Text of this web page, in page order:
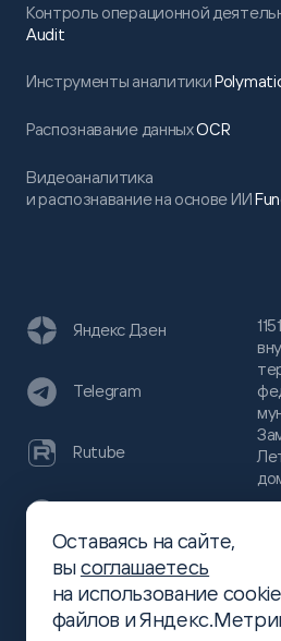
Контроль операционной
Audit
Инструменты аналитики
Распознавание данныхOCR
Видеоаналитика
и распознавание на основе ИИ
Яндекс Дзен
Telegram
Rutube
Хабр
Оставаясь на сайте,
высоглашаетесь
на использование
файлов и